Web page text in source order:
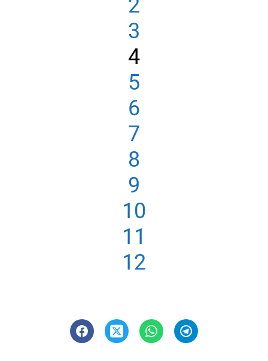
2
3
4
5
6
7
8
9
10
11
12